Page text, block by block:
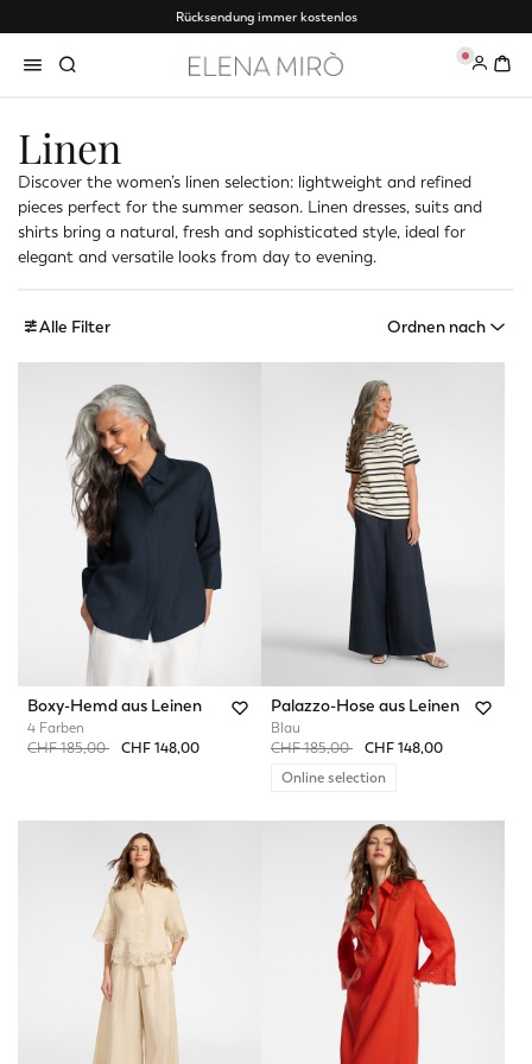
Rücksendung immer kostenlos
0
Linen
Discover the women’s linen selection: lightweight and refined
pieces perfect for the summer season. Linen dresses, suits and
shirts bring a natural, fresh and sophisticated style, ideal for
elegant and versatile looks from day to evening.
Alle Filter Ordnen nach
Boxy-Hemd aus Leinen
4 Farben
Price reduced from
CHF 185,00toCHF 148,00
Palazzo-Hose aus Leinen
Blau
Price reduced from
CHF 185,00toCHF 148,00
Online selection